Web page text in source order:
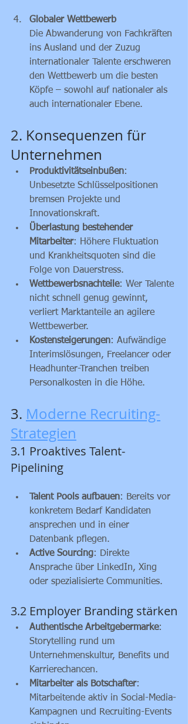
Globaler Wettbewerb
Die Abwanderung von Fachkräften
ins Ausland und der Zuzug
internationaler Talente erschweren
den Wettbewerb um die besten
Köpfe – sowohl auf nationaler als
auch internationaler Ebene.
2. Konsequenzen für
Unternehmen
Produktivitätseinbußen:
Unbesetzte Schlüsselpositionen
bremsen Projekte und
Innovationskraft.
Überlastung bestehender
Mitarbeiter: Höhere Fluktuation
und Krankheitsquoten sind die
Folge von Dauerstress.
Wettbewerbsnachteile: Wer Talente
nicht schnell genug gewinnt,
verliert Marktanteile an agilere
Wettbewerber.
Kostensteigerungen: Aufwändige
Interimslösungen, Freelancer oder
Headhunter-Tranchen treiben
Personalkosten in die Höhe.
3. Moderne Recruiting-
Strategien
3.1 Proaktives Talent-
Pipelining
Talent Pools aufbauen: Bereits vor
konkretem Bedarf Kandidaten
ansprechen und in einer
Datenbank pflegen.
Active Sourcing: Direkte
Ansprache über LinkedIn, Xing
oder spezialisierte Communities.
3.2 Employer Branding stärken
Authentische Arbeitgebermarke:
Storytelling rund um
Unternehmenskultur, Benefits und
Karrierechancen.
Mitarbeiter als Botschafter:
Mitarbeitende aktiv in Social-Media-
Kampagnen und Recruiting-Events